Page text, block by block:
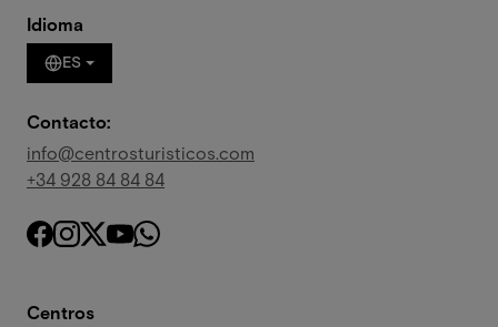
Idioma
ES
Contacto:
info@centrosturisticos.com
+34 928 84 84 84
Centros